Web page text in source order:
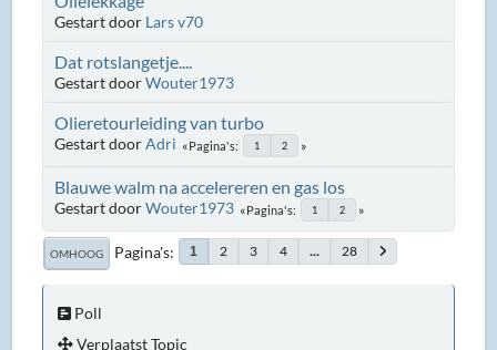
Gestart door Lars v70
Dat rotslangetje....
Gestart doorWouter1973
Olieretourleiding van turbo
Gestart doorAdri Pagina's 1 2
Blauwe walm na accelereren en gas los
Gestart doorWouter1973 Pagina's 1 2
OMHOOG Pagina's 1 2 3 4 ... 28
Poll
Verplaatst Topic